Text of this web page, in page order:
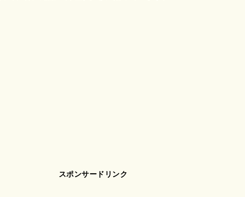
スポンサードリンク